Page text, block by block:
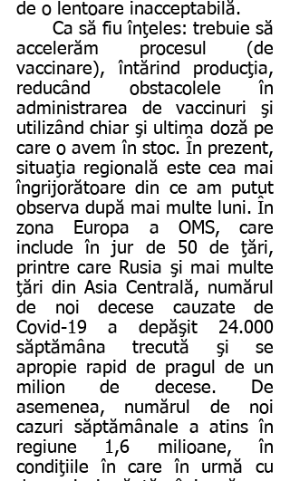
accelerăm procesul (de
vaccinare), întărind producţia,
reducând obstacolele în
administrarea de vaccinuri şi
utilizând chiar şi ultima doză pe
care o avem în stoc. În prezent,
situaţia regională este cea mai
îngrijorătoare din ce am putut
observa după mai multe luni. În
zona Europa a OMS, care
include în jur de 50 de ţări,
printre care Rusia şi mai multe
ţări din Asia Centrală, numărul
de noi decese cauzate de
Covid-19 a depăşit 24.000
săptămâna trecută şi se
apropie rapid de pragul de un
milion de decese. De
asemenea, numărul de noi
cazuri săptămânale a atins în
regiune 1,6 milioane, în
condiţiile în care în urmă cu